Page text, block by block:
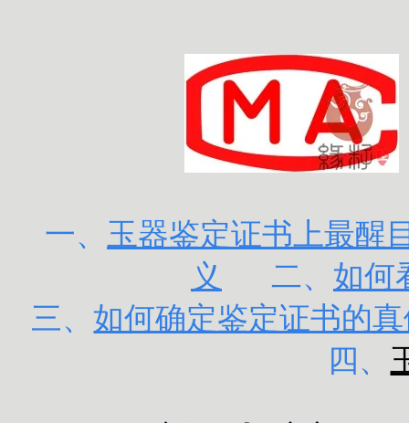
一、 玉器鉴定证书上最醒
义
二、 如何
三、 如何确定鉴定证书的
四、